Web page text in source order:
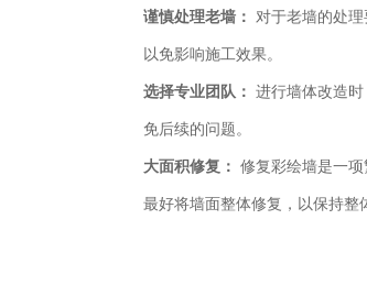
谨慎处理老墙： 对于老墙的处
以免影响施工效果。
选择专业团队： 进行墙体改造
免后续的问题。
大面积修复： 修复彩绘墙是一
最好将墙面整体修复，以保持整